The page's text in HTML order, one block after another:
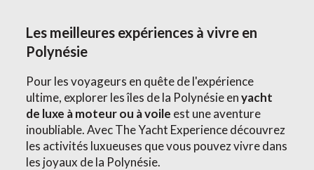
Les meilleures expériences à vivre en
Polynésie
Pour les voyageurs en quête de l'expérience
ultime, explorer les îles de la Polynésie enyacht
de luxe à moteur ou à voile est une aventure
inoubliable. Avec The Yacht Experience découvrez
les activités luxueuses que vous pouvez vivre dans
les joyaux de la Polynésie.